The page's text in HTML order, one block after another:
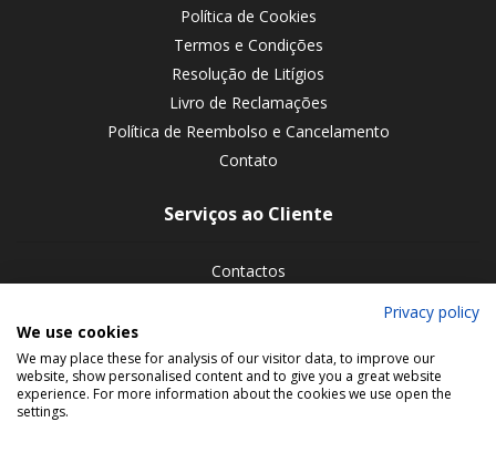
Política de Cookies
Termos e Condições
Resolução de Litígios
Livro de Reclamações
Política de Reembolso e Cancelamento
Contato
Serviços ao Cliente
Contactos
Siga-nos nas redes sociais
Privacy policy
We use cookies
We may place these for analysis of our visitor data, to improve our
website, show personalised content and to give you a great website
experience. For more information about the cookies we use open the
settings.